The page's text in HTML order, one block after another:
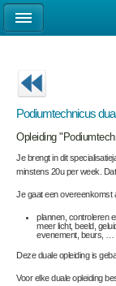
Podiumtechnicus
Opleiding
Je brengt in dit
minstens 20u per week.
Je gaat een overeenkomst
plannen, controleren
meer licht, beeld,
evenement, beurs, …
Deze duale opleiding is
Voor elke duale opleiding